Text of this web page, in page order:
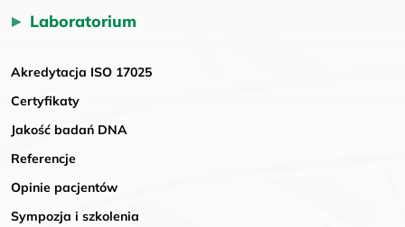
Laboratorium
Akredytacja ISO 17025
Certyfikaty
Jakość badań DNA
Referencje
Opinie pacjentów
Sympozja i szkolenia